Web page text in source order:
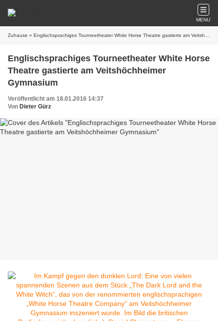
MENU
Zuhause » Englischsprachiges Tourneetheater White Horse Theatre gastierte am Veitshöchheimer Gymnasium
Englischsprachiges Tourneetheater White Horse
Theatre gastierte am Veitshöchheimer
Gymnasium
Veröffentlicht am 18.01.2016 14:37
Von Dieter Gürz